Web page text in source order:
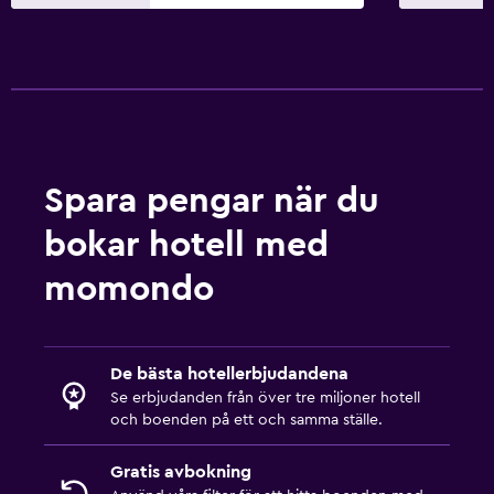
Tvätt-/kemtvättsservice
Strykjärn och strykbräda
Uttag nära sängen
Garderob eller klädkammare
Spara pengar när du
bokar hotell med
momondo
De bästa hotellerbjudandena
Se erbjudanden från över tre miljoner hotell
och boenden på ett och samma ställe.
Gratis avbokning